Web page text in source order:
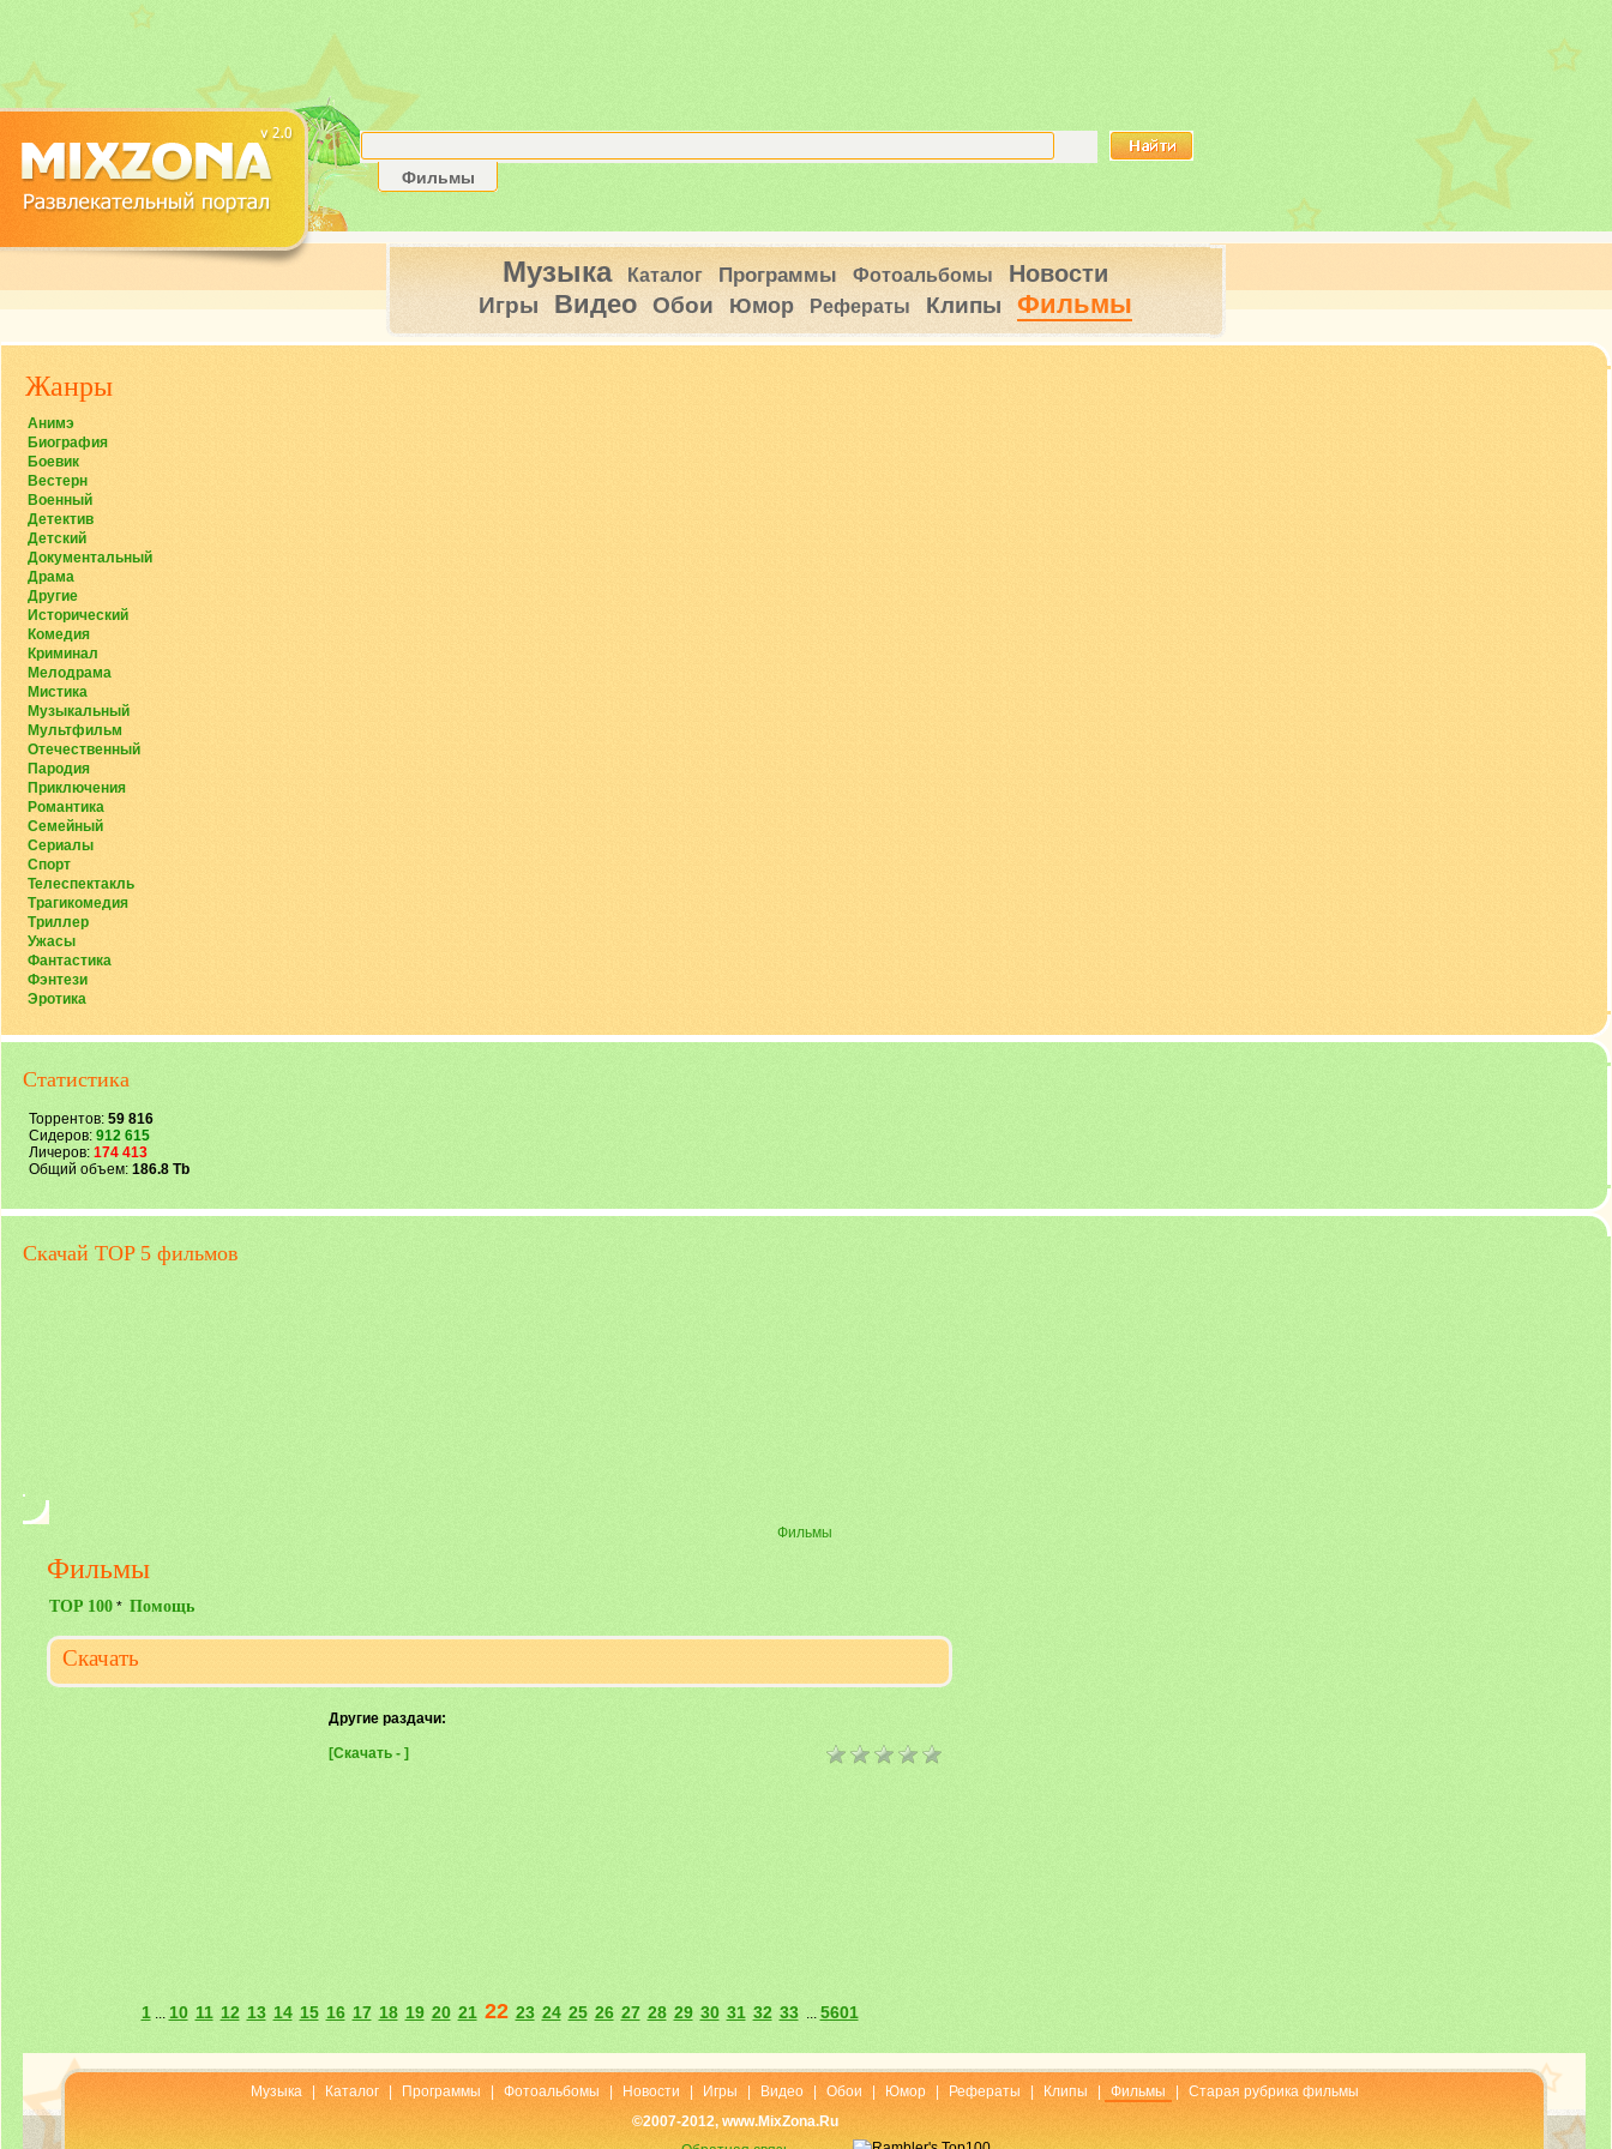
Фильмы
Музыка Каталог Программы Фотоальбомы Новости
Игры Видео Обои Юмор Рефераты Клипы Фильмы
Жанры
Анимэ
Биография
Боевик
Вестерн
Военный
Детектив
Детский
Документальный
Драма
Другие
Исторический
Комедия
Криминал
Мелодрама
Мистика
Музыкальный
Мультфильм
Отечественный
Пародия
Приключения
Романтика
Семейный
Сериалы
Спорт
Телеспектакль
Трагикомедия
Триллер
Ужасы
Фантастика
Фэнтези
Эротика
Статистика
Торрентов: 59 816
Сидеров: 912 615
Личеров: 174 413
Общий объем: 186.8 Tb
Скачай TOP 5 фильмов
Фильмы
Фильмы
TOP 100 * Помощь
Скачать
Другие раздачи:
[Скачать - ]
1... 10 11 12 13 14 15 16 17 18 19 20 21 22 23 24 25 26 27 28 29 30 31 32 33... 5601
Музыка Каталог Программы Фотоальбомы Новости Игры Видео Обои Юмор Рефераты Клипы Фильмы
Старая рубрика фильмы
©2007-2012, www.MixZona.Ru